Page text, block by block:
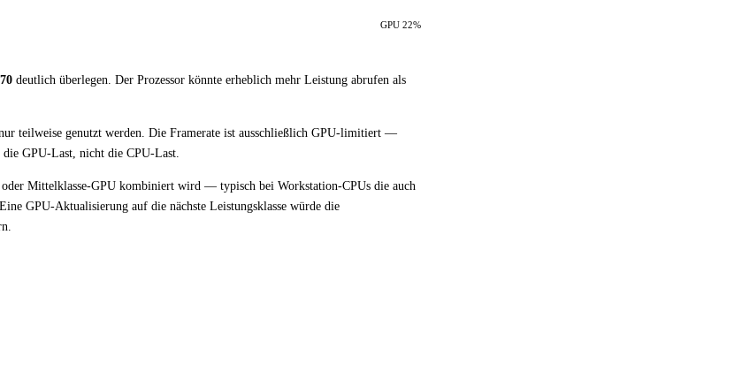
GPU 22%
deutlich überlegen. Der Prozessor könnte erheblich mehr Leistung abrufen als
teilweise genutzt werden. Die Framerate ist ausschließlich GPU-limitiert —
GPU-Last, nicht die CPU-Last.
Mittelklasse-GPU kombiniert wird — typisch bei Workstation-CPUs die auch
GPU-Aktualisierung auf die nächste Leistungsklasse würde die